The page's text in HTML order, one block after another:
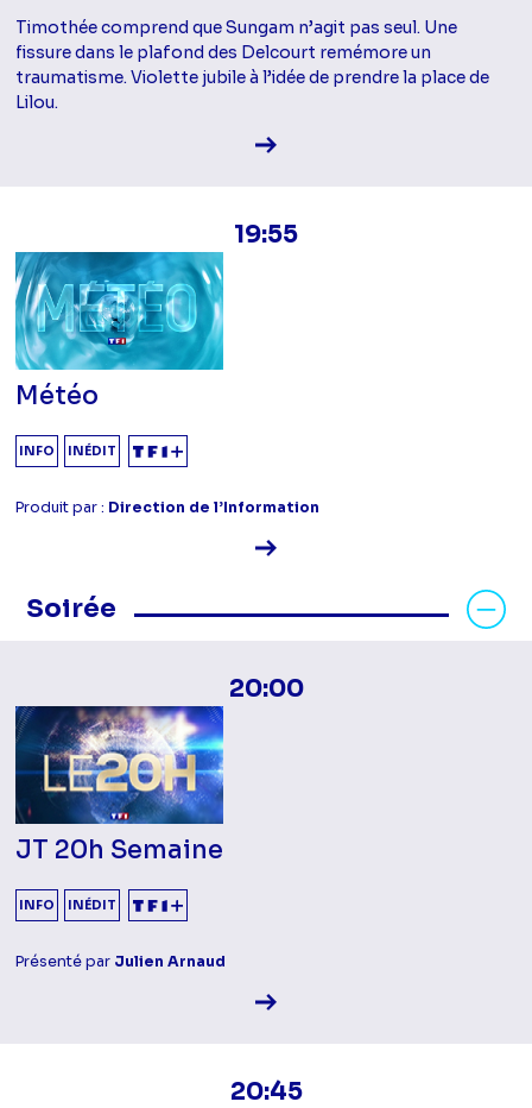
Timothée comprend que Sungam n’agit pas seul. Une
fissure dans le plafond des Delcourt remémore un
traumatisme. Violette jubile à l’idée de prendre la place de
Lilou.
Voir la fiche diffusion
19:55
Météo
INFO INÉDIT
Produit par : Direction de l’Information
Voir la fiche diffusion
Soirée
Masquer les programmes Soirée
20:00
JT 20h Semaine
INFO INÉDIT
Présenté par Julien Arnaud
Voir la fiche diffusion
20:45